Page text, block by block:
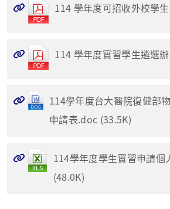
114 學年度可招收外校學
114 學年度實習學生遴選
114學年度台大醫院復健部
申請表.doc (33.5K)
114學年度學生實習申請個
(48.0K)